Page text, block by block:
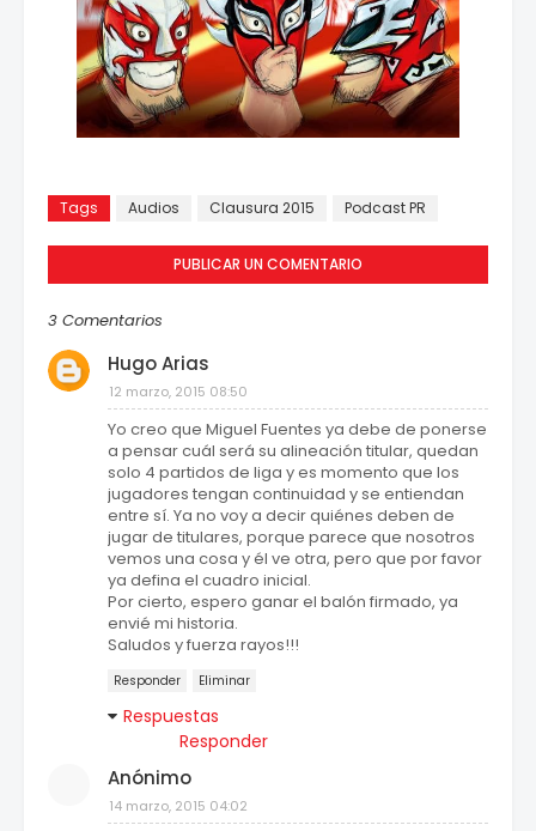
Tags Audios Clausura 2015 Podcast PR
PUBLICAR UN COMENTARIO
3 Comentarios
Hugo Arias
12 marzo, 2015 08:50
Yo creo que Miguel Fuentes ya debe de ponerse
a pensar cuál será su alineación titular, quedan
solo 4 partidos de liga y es momento que los
jugadores tengan continuidad y se entiendan
entre sí. Ya no voy a decir quiénes deben de
jugar de titulares, porque parece que nosotros
vemos una cosa y él ve otra, pero que por favor
ya defina el cuadro inicial.
Por cierto, espero ganar el balón firmado, ya
envié mi historia.
Saludos y fuerza rayos!!!
Responder Eliminar
Respuestas
Responder
Anónimo
14 marzo, 2015 04:02